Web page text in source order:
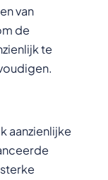
van
de
te
aanzienlijke